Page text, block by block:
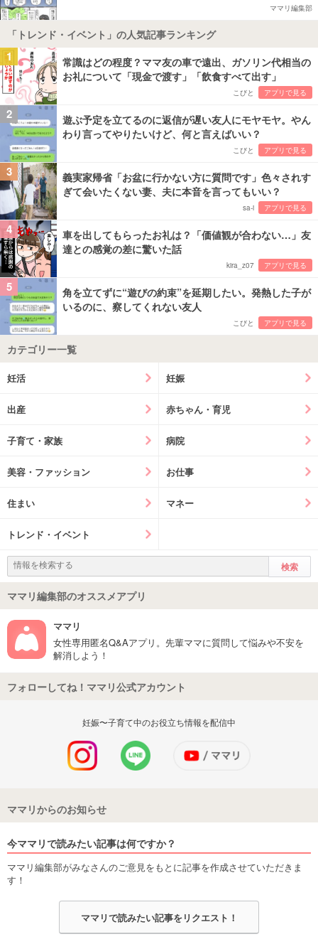
ママリ編集部
「トレンド・イベント」の人気記事ランキング
1
常識はどの程度？ママ友の車で遠出、ガソリン代相当の
お礼について「現金で渡す」「飲食すべて出す」
こびと アプリで見る
2
遊ぶ予定を立てるのに返信が遅い友人にモヤモヤ。やん
わり言ってやりたいけど、何と言えばいい？
こびと アプリで見る
3
義実家帰省「お盆に行かない方に質問です」色々されす
ぎて会いたくない妻、夫に本音を言ってもいい？
sa-i アプリで見る
4
車を出してもらったお礼は？「価値観が合わない…」友
達との感覚の差に驚いた話
kira_z07 アプリで見る
5
角を立てずに“遊びの約束”を延期したい。発熱した子が
いるのに、察してくれない友人
こびと アプリで見る
カテゴリー一覧
妊活 妊娠
出産 赤ちゃん・育児
子育て・家族 病院
美容・ファッション お仕事
住まい マネー
トレンド・イベント
ママリ編集部のオススメアプリ
ママリ
女性専用匿名Q&Aアプリ。先輩ママに質問して悩みや不安を
解消しよう！
フォローしてね！ママリ公式アカウント
妊娠〜子育て中のお役立ち情報を配信中
ママリからのお知らせ
今ママリで読みたい記事は何ですか？
ママリ編集部がみなさんのご意見をもとに記事を作成させていただきま
す！
ママリで読みたい記事をリクエスト！